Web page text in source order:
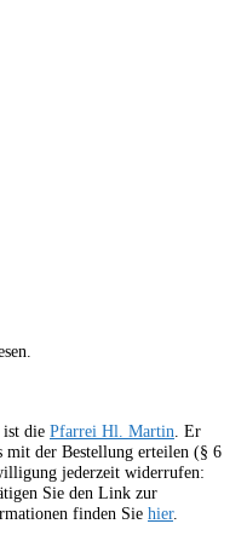
ist die Pfarrei Hl. Martin. Er
der Bestellung erteilen (§ 6
jederzeit widerrufen:
Sie den Link zur
finden Sie hier.